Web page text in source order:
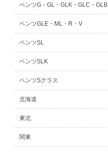
ベンツG・GL・GLK・GLC・GLB
ベンツGLE・ML・R・V
ベンツSL
ベンツSLK
ベンツSクラス
北海道
東北
関東